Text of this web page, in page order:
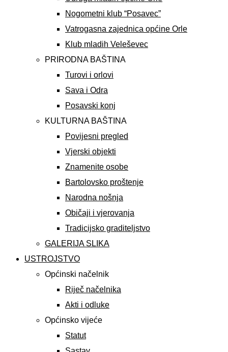
Nogometni klub “Posavec”
Vatrogasna zajednica općine Orle
Klub mladih Veleševec
PRIRODNA BAŠTINA
Turovi i orlovi
Sava i Odra
Posavski konj
KULTURNA BAŠTINA
Povijesni pregled
Vjerski objekti
Znamenite osobe
Bartolovsko proštenje
Narodna nošnja
Običaji i vjerovanja
Tradicijsko graditeljstvo
GALERIJA SLIKA
USTROJSTVO
Općinski načelnik
Riječ načelnika
Akti i odluke
Općinsko vijeće
Statut